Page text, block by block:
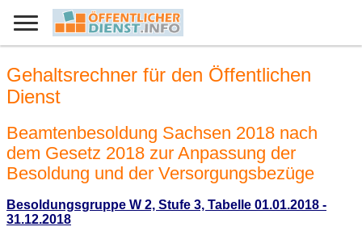
Gehaltsrechner für den Öffentlichen
Dienst
Beamtenbesoldung Sachsen 2018 nach
dem Gesetz 2018 zur Anpassung der
Besoldung und der Versorgungsbezüge
Besoldungsgruppe W 2, Stufe 3, Tabelle 01.01.2018 -
31.12.2018